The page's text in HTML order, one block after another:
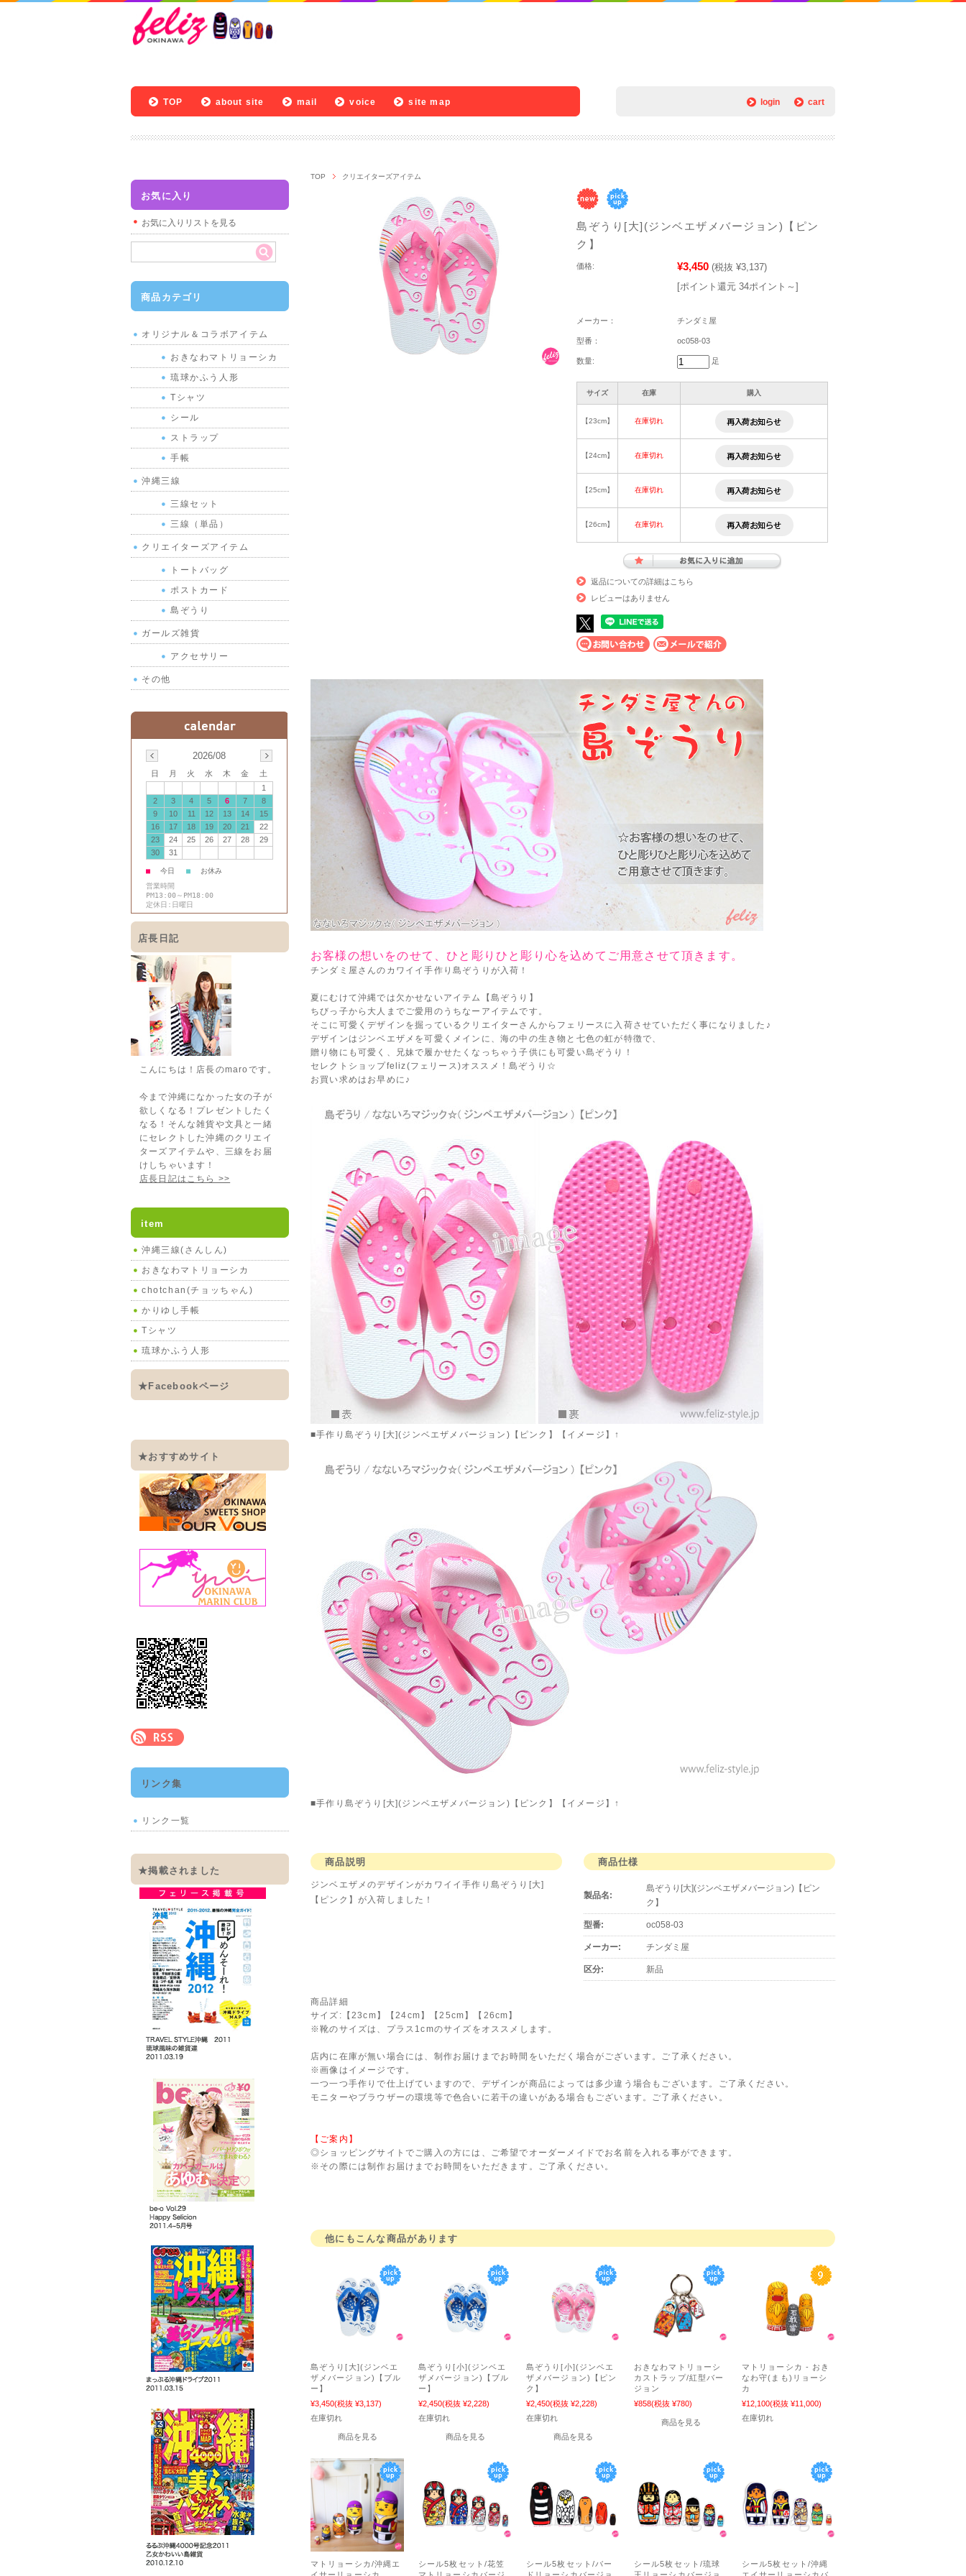
login cart
TOP about site mail voice site map
TOP クリエイターズアイテム
島ぞうり[大](ジンベエザメバージョン)【ピン
ク】
価格: ¥3,450 (税抜 ¥3,137)
[ポイント還元 34ポイント～]
メーカー： チンダミ屋
型番： oc058-03
数量: 足
サイズ 在庫 購入
【23cm】 在庫切れ
【24cm】 在庫切れ
【25cm】 在庫切れ
【26cm】 在庫切れ
返品についての詳細はこちら
レビューはありません
お客様の想いをのせて、ひと彫りひと彫り心を込めてご用意させて頂きます。
チンダミ屋さんのカワイイ手作り島ぞうりが入荷！
夏にむけて沖縄では欠かせないアイテム【島ぞうり】
ちびっ子から大人までご愛用のうちなーアイテムです。
そこに可愛くデザインを掘っているクリエイターさんからフェリースに入荷させていただく事になりました♪
デザインはジンベエザメを可愛くメインに、海の中の生き物と七色の虹が特徴で、
贈り物にも可愛く、兄妹で履かせたくなっちゃう子供にも可愛い島ぞうり！
セレクトショップfeliz(フェリース)オススメ！島ぞうり☆
お買い求めはお早めに♪
■手作り島ぞうり[大](ジンベエザメバージョン)【ピンク】【イメージ】↑
■手作り島ぞうり[大](ジンベエザメバージョン)【ピンク】【イメージ】↑
商品説明
ジンベエザメのデザインがカワイイ手作り島ぞうり[大]
【ピンク】が入荷しました！
商品仕様
製品名:
島ぞうり[大](ジンベエザメバージョン)【ピン
ク】
型番: oc058-03
メーカー: チンダミ屋
区分: 新品
商品詳細
サイズ:【23cm】【24cm】【25cm】【26cm】
※靴のサイズは、プラス1cmのサイズをオススメします。
店内に在庫が無い場合には、制作お届けまでお時間をいただく場合がございます。ご了承ください。
※画像はイメージです。
一つ一つ手作りで仕上げていますので、デザインが商品によっては多少違う場合もございます。ご了承ください。
モニターやブラウザーの環境等で色合いに若干の違いがある場合もございます。ご了承ください。
【ご案内】
◎ショッピングサイトでご購入の方には、ご希望でオーダーメイドでお名前を入れる事ができます。
※その際には制作お届けまでお時間をいただきます。ご了承ください。
他にもこんな商品があります
島ぞうり[大](ジンベエ
ザメバージョン)【ブル
ー】
¥3,450(税抜 ¥3,137)
在庫切れ
商品を見る
島ぞうり[小](ジンベエ
ザメバージョン)【ブル
ー】
¥2,450(税抜 ¥2,228)
在庫切れ
商品を見る
島ぞうり[小](ジンベエ
ザメバージョン)【ピン
ク】
¥2,450(税抜 ¥2,228)
在庫切れ
商品を見る
おきなわマトリョーシ
カストラップ/紅型バー
ジョン
¥858(税抜 ¥780)
商品を見る
マトリョーシカ - おき
なわ守(まも)リョーシ
カ
¥12,100(税抜 ¥11,000)
在庫切れ
マトリョーシカ/沖縄エ
シール5枚セット/花笠
シール5枚セット/バー
シール5枚セット/琉球
シール5枚セット/沖縄
お気に入り
お気に入りリストを見る
商品カテゴリ
オリジナル＆コラボアイテム
おきなわマトリョーシカ
琉球かふう人形
Tシャツ
シール
ストラップ
手帳
沖縄三線
三線セット
三線（単品）
クリエイターズアイテム
トートバッグ
ポストカード
島ぞうり
ガールズ雑貨
アクセサリー
その他
2026/08
日 月 火 水 木 金
土
1
2
3 4 5 6 7
8
9
10 11 12 13 14
15
16
17 18 19 20 21
22
23
24 25 26 27 28
29
30
31
■ 今日 ■
お休み
営業時間
PM13:00～PM18:00
定休日:日曜日
店長日記
こんにちは！店長のmaroです。
今まで沖縄になかった女の子が
欲しくなる！プレゼントしたく
なる！そんな雑貨や文具と一緒
にセレクトした沖縄のクリエイ
ターズアイテムや、三線をお届
けしちゃいます！
店長日記はこちら >>
item
沖縄三線(さんしん)
おきなわマトリョーシカ
chotchan(チョッちゃん)
かりゆし手帳
Tシャツ
琉球かふう人形
★Facebookページ
★おすすめサイト
リンク集
リンク一覧
★掲載されました